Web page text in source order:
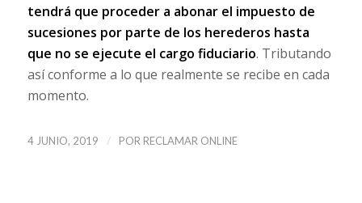
tendrá que proceder a abonar el impuesto de
sucesiones por parte de los herederos hasta
que no se ejecute el cargo fiduciario. Tributando
así conforme a lo que realmente se recibe en cada
momento.
4 JUNIO, 2019 / POR RECLAMAR ONLINE